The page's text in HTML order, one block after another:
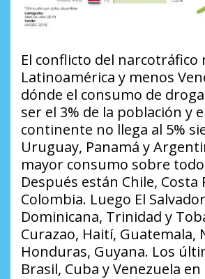
El conflicto del narcotráfico
Latinoamérica y menos
dónde el consumo de
ser el 3% de la población y
continente no llega al 5%
Uruguay, Panamá y
mayor consumo sobre todo
Después están Chile, Costa
Colombia. Luego El
Dominicana, Trinidad y
Curazao, Haití, Guatemala,
Honduras, Guyana. Los
Brasil, Cuba y Venezuela